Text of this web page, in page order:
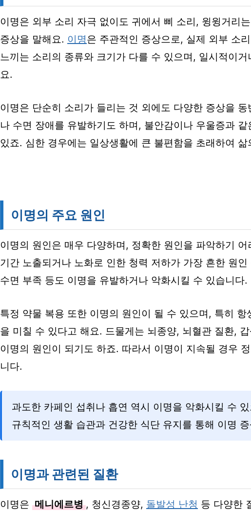
이명은 외부 소리 자극 없이도 귀에서 삐 소리, 윙윙거리
증상을 말해요. 이명은 주관적인 증상으로, 실제 외부 소
느끼는 소리의 종류와 크기가 다를 수 있으며, 일시적이
요.
이명은 단순히 소리가 들리는 것 외에도 다양한 증상을
나 수면 장애를 유발하기도 하며, 불안감이나 우울증과
있죠. 심한 경우에는 일상생활에 큰 불편함을 초래하여
이명의 주요 원인
이명의 원인은 매우 다양하며, 정확한 원인을 파악하기
기간 노출되거나 노화로 인한 청력 저하가 가장 흔한 원
수면 부족 등도 이명을 유발하거나 악화시킬 수 있습니다.
특정 약물 복용 또한 이명의 원인이 될 수 있으며, 특히
을 미칠 수 있다고 해요. 드물게는 뇌종양, 뇌혈관 질환,
이명의 원인이 되기도 하죠. 따라서 이명이 지속될 경우
니다.
과도한 카페인 섭취나 흡연 역시 이명을 악화시킬 수
규칙적인 생활 습관과 건강한 식단 유지를 통해 이명
이명과 관련된 질환
이명은 메니에르병 , 청신경종양, 돌발성 난청 등 다양한